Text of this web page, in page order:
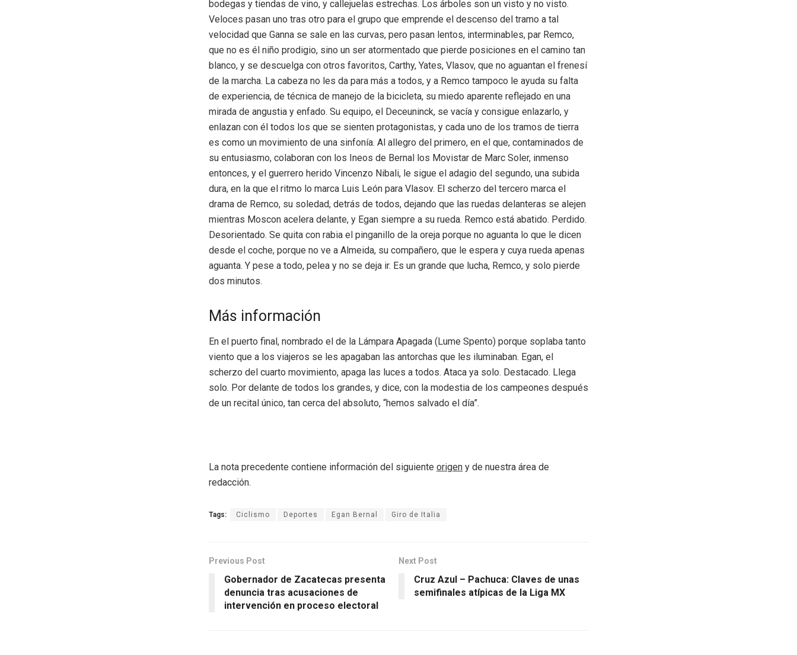
bodegas y tiendas de vino, y callejuelas estrechas. Los árboles son un visto y no visto.
Veloces pasan uno tras otro para el grupo que emprende el descenso del tramo a tal
velocidad que Ganna se sale en las curvas, pero pasan lentos, interminables, par Remco,
que no es él niño prodigio, sino un ser atormentado que pierde posiciones en el camino tan
blanco, y se descuelga con otros favoritos, Carthy, Yates, Vlasov, que no aguantan el frenesí
de la marcha. La cabeza no les da para más a todos, y a Remco tampoco le ayuda su falta
de experiencia, de técnica de manejo de la bicicleta, su miedo aparente reflejado en una
mirada de angustia y enfado. Su equipo, el Deceuninck, se vacía y consigue enlazarlo, y
enlazan con él todos los que se sienten protagonistas, y cada uno de los tramos de tierra
es como un movimiento de una sinfonía. Al allegro del primero, en el que, contaminados de
su entusiasmo, colaboran con los Ineos de Bernal los Movistar de Marc Soler, inmenso
entonces, y el guerrero herido Vincenzo Nibali, le sigue el adagio del segundo, una subida
dura, en la que el ritmo lo marca Luis León para Vlasov. El scherzo del tercero marca el
drama de Remco, su soledad, detrás de todos, dejando que las ruedas delanteras se alejen
mientras Moscon acelera delante, y Egan siempre a su rueda. Remco está abatido. Perdido.
Desorientado. Se quita con rabia el pinganillo de la oreja porque no aguanta lo que le dicen
desde el coche, porque no ve a Almeida, su compañero, que le espera y cuya rueda apenas
aguanta. Y pese a todo, pelea y no se deja ir. Es un grande que lucha, Remco, y solo pierde
dos minutos.
Más información
En el puerto final, nombrado el de la Lámpara Apagada (Lume Spento) porque soplaba tanto
viento que a los viajeros se les apagaban las antorchas que les iluminaban. Egan, el
scherzo del cuarto movimiento, apaga las luces a todos. Ataca ya solo. Destacado. Llega
solo. Por delante de todos los grandes, y dice, con la modestia de los campeones después
de un recital único, tan cerca del absoluto, “hemos salvado el día”.
La nota precedente contiene información del siguiente origen y de nuestra área de
redacción.
Tags: Ciclismo Deportes Egan Bernal Giro de Italia
Previous Post
Gobernador de Zacatecas presenta
denuncia tras acusaciones de
intervención en proceso electoral
Next Post
Cruz Azul – Pachuca: Claves de unas
semifinales atípicas de la Liga MX